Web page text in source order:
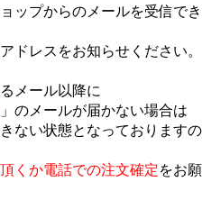
ップからのメールを受信でき
ドレスをお知らせください。
メール以降に
」のメールが届かない場合は
ない状態となっておりますの
くか電話での注文確定をお願